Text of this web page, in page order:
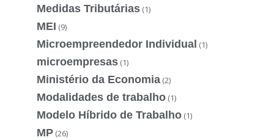
Medidas Tributárias (1)
MEI (9)
Microempreendedor Individual (1)
microempresas (1)
Ministério da Economia (2)
Modalidades de trabalho (1)
Modelo Híbrido de Trabalho (1)
MP (26)